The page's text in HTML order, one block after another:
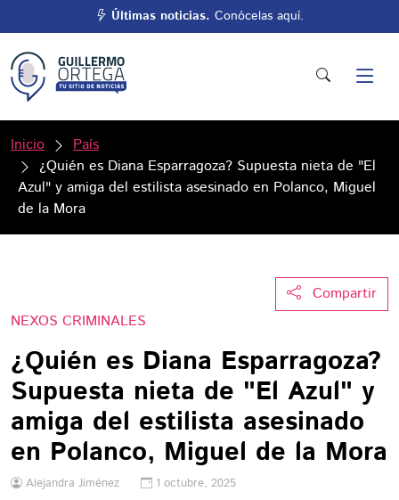
Últimas noticias. Conócelas aquí.
Inicio
País
¿Quién es Diana Esparragoza? Supuesta nieta de "El
Azul" y amiga del estilista asesinado en Polanco, Miguel
de la Mora
Compartir
NEXOS CRIMINALES
¿Quién es Diana Esparragoza?
Supuesta nieta de "El Azul" y
amiga del estilista asesinado
en Polanco, Miguel de la Mora
Alejandra Jiménez 1 octubre, 2025